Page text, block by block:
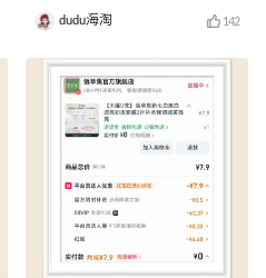
dudu海淘 142